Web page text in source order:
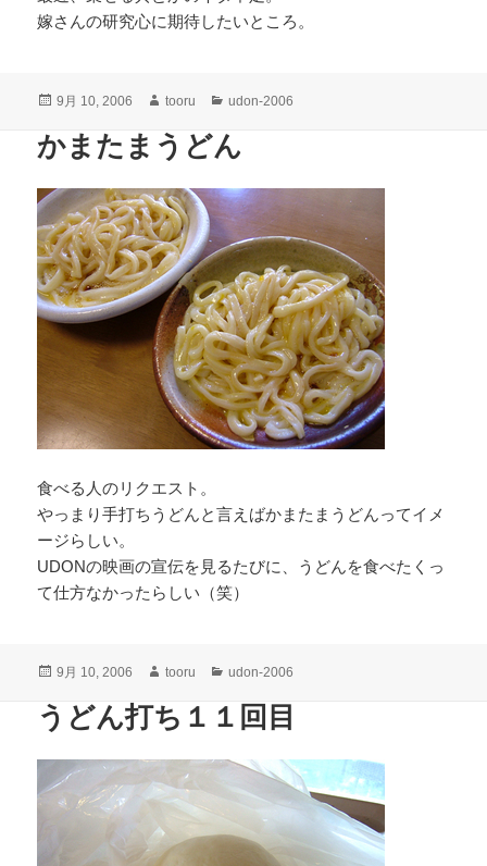
嫁さんの研究心に期待したいところ。
投
日:
9月 10, 2006
作
者
tooru
カ
ゴ
リ
udon-2006
かまたまうどん
食べる人のリクエスト。
やっまり手打ちうどんと言えばかまたまうどんってイメ
ージらしい。
UDONの映画の宣伝を見るたびに、うどんを食べたくっ
て仕方なかったらしい（笑）
投
日:
9月 10, 2006
作
者
tooru
カ
ゴ
リ
udon-2006
うどん打ち１１回目